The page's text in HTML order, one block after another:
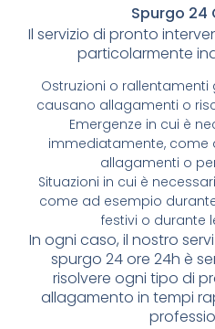
Spurgo 24
Il servizio di pronto
particolarmente
Ostruzioni o
causano allagamenti o
Emergenze in cui è
immediatamente, come
allagamenti o
Situazioni in cui è
come ad esempio
festivi o durante
In ogni caso, il nostro
spurgo 24 ore 24h è
risolvere ogni tipo di
allagamento in tempi